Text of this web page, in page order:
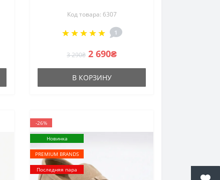
SUEDE Lonza 207777 black
6221 в стиле Loro Piana
Summer Walk
Код товара: 6307
1
3 290₴ 2 690₴
В КОРЗИНУ
-26%
Новинка
PREMIUM BRANDS
Последняя пара